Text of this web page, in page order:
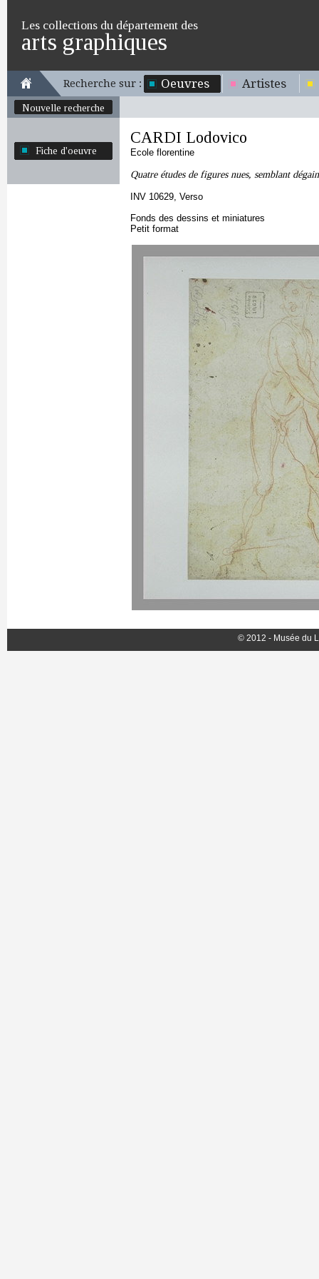
Les collections du département des
arts graphiques
Recherche sur : Oeuvres Artistes
Nouvelle recherche
Fiche d'oeuvre
CARDI Lodovico
Ecole florentine
Quatre études de figures nues, semblant
INV 10629, Verso
Fonds des dessins et miniatures
Petit format
© 2012 - Musée du